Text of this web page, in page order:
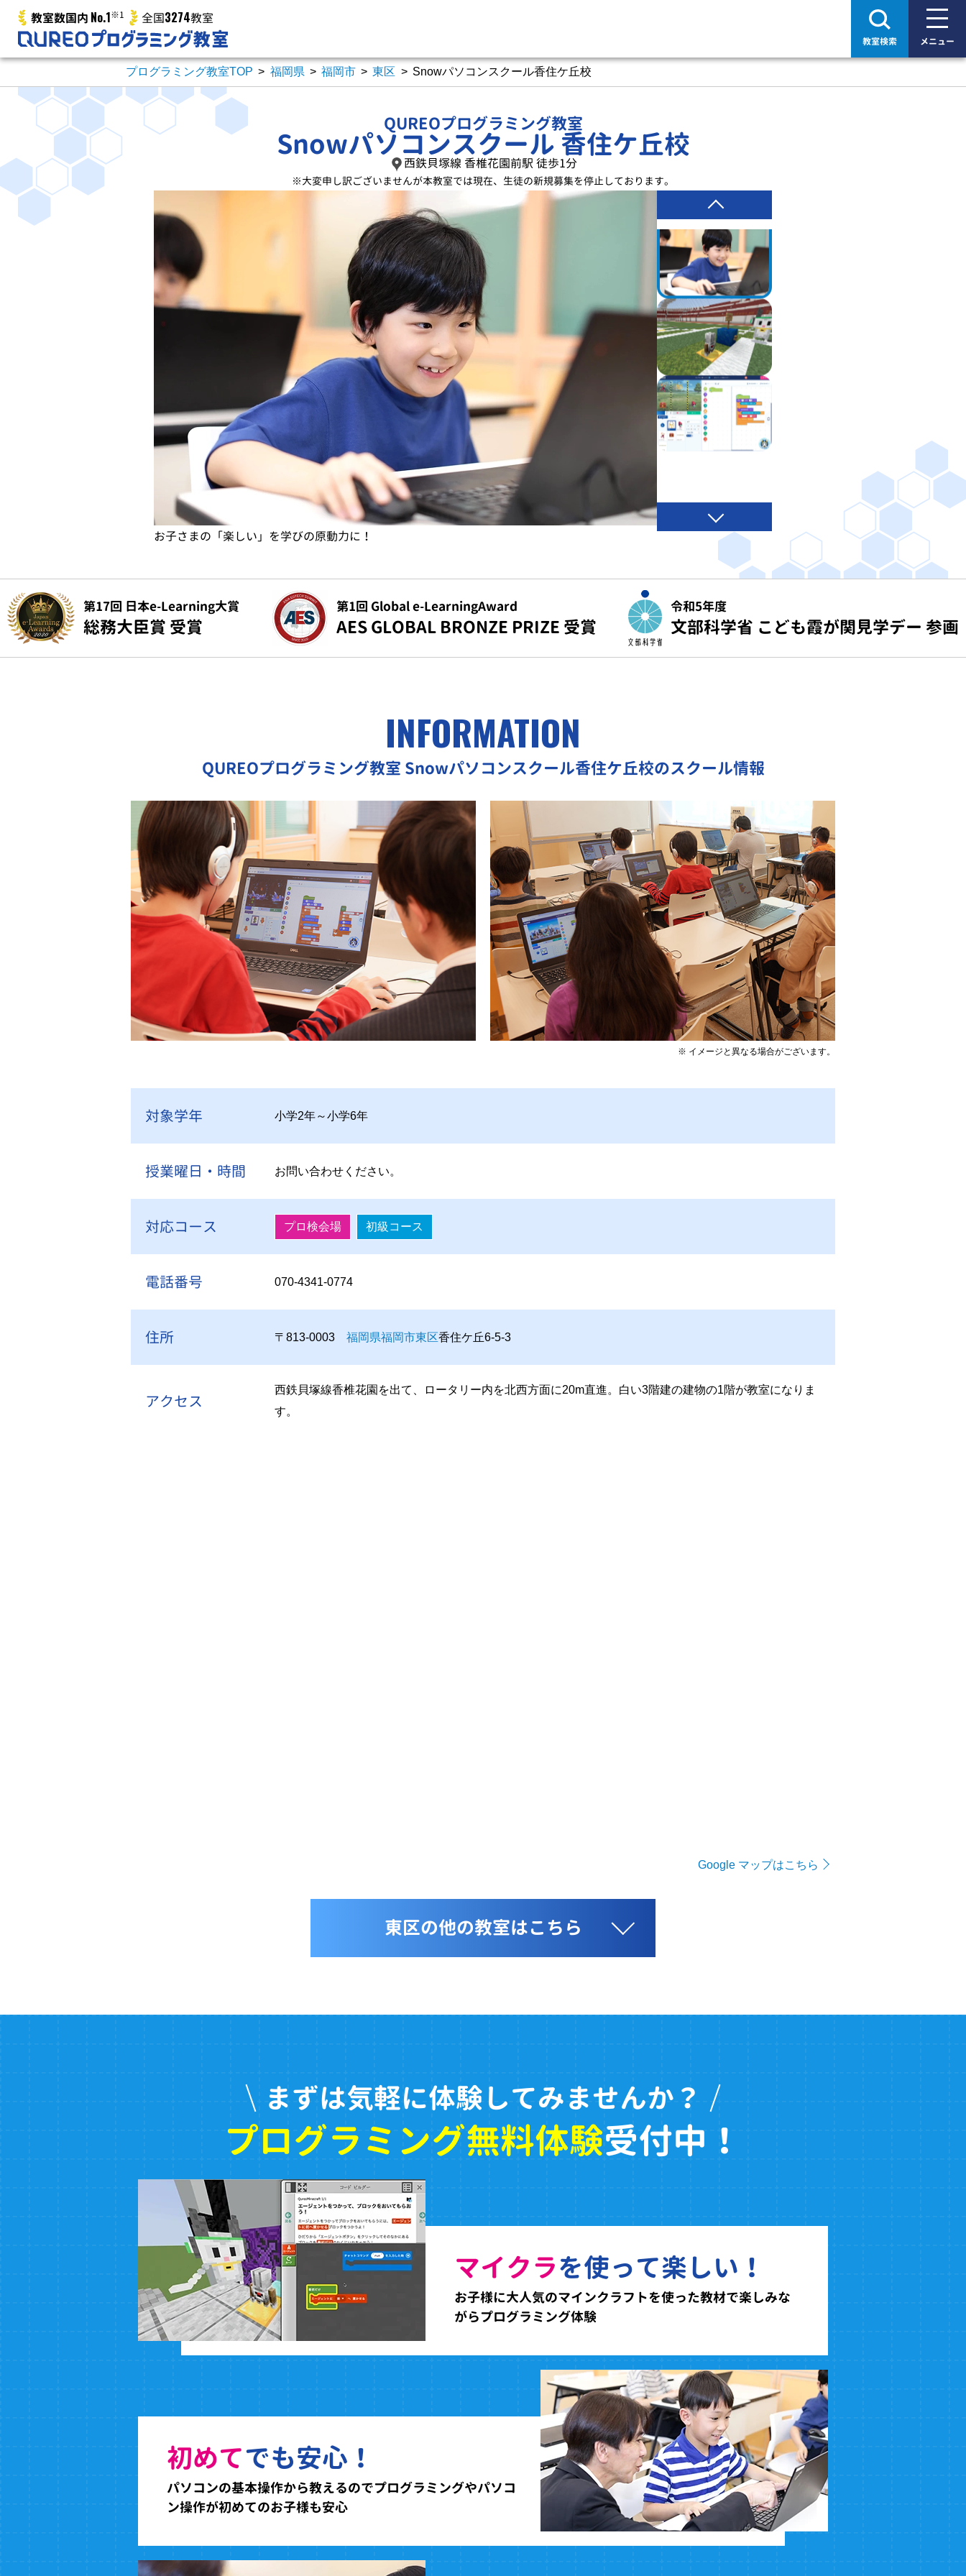
教室数国内 No.1※1 全国3274教室
教室検索 メニュー
プログラミング教室TOP > 福岡県 > 福岡市 > 東区 > Snowパソコンスクール香住ケ丘校
QUREOプログラミング教室
Snowパソコンスクール 香住ケ丘校
西鉄貝塚線 香椎花園前駅 徒歩1分
※大変申し訳ございませんが本教室では現在、 生徒の新規募集を停止しております。
お子さまの「楽しい」を学びの原動力に！
第17回 日本e-Learning大賞
総務大臣賞 受賞
第1回 Global e-LearningAward
AES GLOBAL BRONZE PRIZE 受賞
令和5年度
文部科学省 こども霞が関見学デー 参画
INFORMATION
QUREOプログラミング教室 Snowパソコンスクール香住ケ丘校のスクール情報
※ イメージと異なる場合がございます。
対象学年 小学2年～小学6年
授業曜日・時間 お問い合わせください。
対応コース プロ検会場 初級コース
電話番号 070-4341-0774
住所 〒813-0003 福岡県福岡市東区香住ケ丘6-5-3
アクセス
西鉄貝塚線香椎花園を出て、ロータリー内を北西方面に20m直進。白い3階建の建物の1階が教室になりま
す。
Google マップはこちら
東区の他の教室はこちら
まずは気軽に体験してみませんか？
プログラミング無料体験受付中！
マイクラを使って楽しい！
お子様に大人気のマインクラフトを使った教材で楽しみな
がらプログラミング体験
初めてでも安心！
パソコンの基本操作から教えるのでプログラミングやパソコ
ン操作が初めてのお子様も安心